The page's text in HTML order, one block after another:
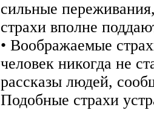
сильные
страхи вполне
• Воображаемые
человек никогда не
рассказы людей,
Подобные страхи